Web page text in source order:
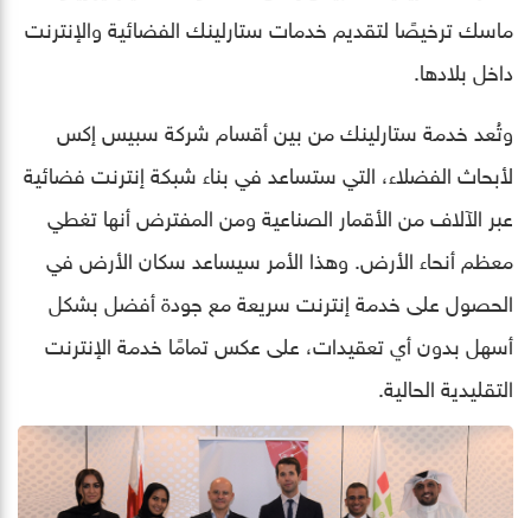
ماسك ترخيصًا لتقديم خدمات ستارلينك الفضائية والإنترنت
داخل بلادها.
وتُعد خدمة ستارلينك من بين أقسام شركة سبيس إكس
لأبحاث الفضلاء، التي ستساعد في بناء شبكة إنترنت فضائية
عبر الآلاف من الأقمار الصناعية ومن المفترض أنها تغطي
معظم أنحاء الأرض. وهذا الأمر سيساعد سكان الأرض في
الحصول على خدمة إنترنت سريعة مع جودة أفضل بشكل
أسهل بدون أي تعقيدات، على عكس تمامًا خدمة الإنترنت
التقليدية الحالية.